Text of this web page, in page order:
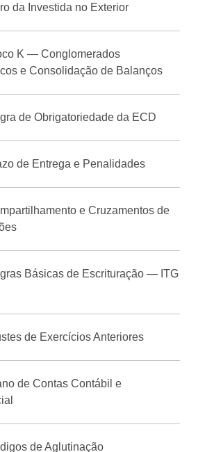
da Investida no Exterior
K — Conglomerados
e Consolidação de Balanços
de Obrigatoriedade da ECD
de Entrega e Penalidades
e Cruzamentos de
Básicas de Escrituração — ITG
de Exercícios Anteriores
de Contas Contábil e
de Aglutinação